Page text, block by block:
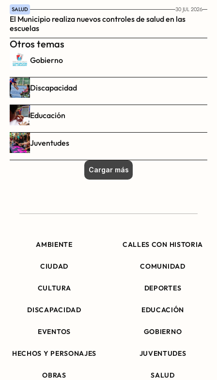
SALUD 30 JUL 2026
El Municipio realiza nuevos controles de salud en las
escuelas
Otros temas
Gobierno
Discapacidad
Educación
Juventudes
Cargar más
AMBIENTE CALLES CON HISTORIA
CIUDAD COMUNIDAD
CULTURA DEPORTES
DISCAPACIDAD EDUCACIÓN
EVENTOS GOBIERNO
HECHOS Y PERSONAJES JUVENTUDES
OBRAS SALUD